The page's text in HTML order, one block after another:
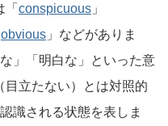
conspicuous 」
obvious 」などがありま
」「明白な」といった意
立たない）とは対照的
識される状態を表しま